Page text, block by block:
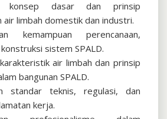
konsep dasar dan prinsip
air limbah domestik dan industri.
kemampuan perencanaan,
sistem SPALD.
air limbah dan prinsip
bangunan SPALD.
standar teknis, regulasi, dan
kerja.